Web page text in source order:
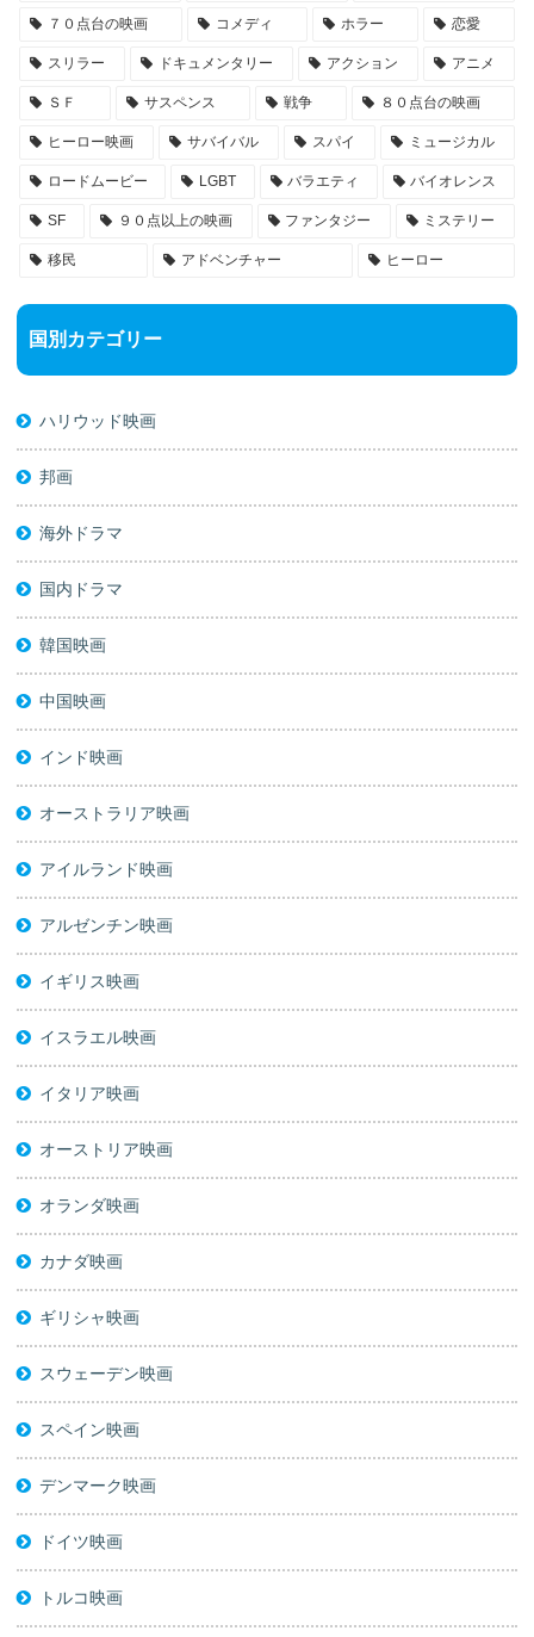
７０点台の映画 コメディ ホラー 恋愛
スリラー ドキュメンタリー アクション アニメ
ＳＦ サスペンス 戦争 ８０点台の映画
ヒーロー映画 サバイバル スパイ ミュージカル
ロードムービー LGBT バラエティ バイオレンス
SF ９０点以上の映画 ファンタジー ミステリー
移民 アドベンチャー ヒーロー
国別カテゴリー
ハリウッド映画
邦画
海外ドラマ
国内ドラマ
韓国映画
中国映画
インド映画
オーストラリア映画
アイルランド映画
アルゼンチン映画
イギリス映画
イスラエル映画
イタリア映画
オーストリア映画
オランダ映画
カナダ映画
ギリシャ映画
スウェーデン映画
スペイン映画
デンマーク映画
ドイツ映画
トルコ映画